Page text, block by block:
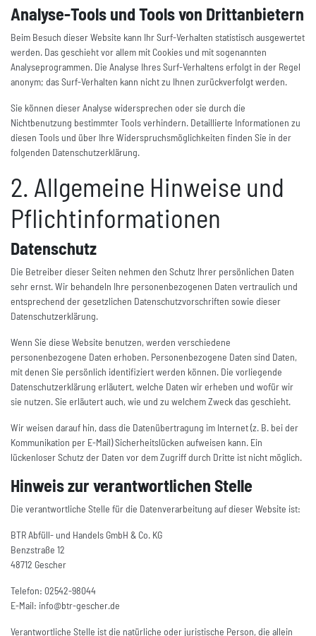
Analyse-Tools und Tools von Drittanbietern
Beim Besuch dieser Website kann Ihr Surf-Verhalten statistisch ausgewertet
werden. Das geschieht vor allem mit Cookies und mit sogenannten
Analyseprogrammen. Die Analyse Ihres Surf-Verhaltens erfolgt in der Regel
anonym; das Surf-Verhalten kann nicht zu Ihnen zurückverfolgt werden.
Sie können dieser Analyse widersprechen oder sie durch die
Nichtbenutzung bestimmter Tools verhindern. Detaillierte Informationen zu
diesen Tools und über Ihre Widerspruchsmöglichkeiten finden Sie in der
folgenden Datenschutzerklärung.
2. Allgemeine Hinweise und
Pflichtinformationen
Datenschutz
Die Betreiber dieser Seiten nehmen den Schutz Ihrer persönlichen Daten
sehr ernst. Wir behandeln Ihre personenbezogenen Daten vertraulich und
entsprechend der gesetzlichen Datenschutzvorschriften sowie dieser
Datenschutzerklärung.
Wenn Sie diese Website benutzen, werden verschiedene
personenbezogene Daten erhoben. Personenbezogene Daten sind Daten,
mit denen Sie persönlich identifiziert werden können. Die vorliegende
Datenschutzerklärung erläutert, welche Daten wir erheben und wofür wir
sie nutzen. Sie erläutert auch, wie und zu welchem Zweck das geschieht.
Wir weisen darauf hin, dass die Datenübertragung im Internet (z. B. bei der
Kommunikation per E-Mail) Sicherheitslücken aufweisen kann. Ein
lückenloser Schutz der Daten vor dem Zugriff durch Dritte ist nicht möglich.
Hinweis zur verantwortlichen Stelle
Die verantwortliche Stelle für die Datenverarbeitung auf dieser Website ist:
BTR Abfüll- und Handels GmbH & Co. KG
Benzstraße 12
48712 Gescher
Telefon: 02542-98044
E-Mail: info@btr-gescher.de
Verantwortliche Stelle ist die natürliche oder juristische Person, die allein